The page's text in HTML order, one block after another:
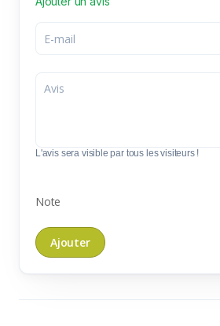
L'avis sera visible par tous les visiteurs !
Note